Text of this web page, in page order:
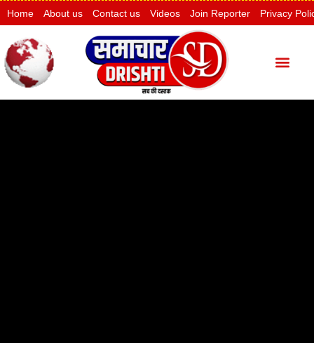
Home About us Contact us Videos Join Reporter Privacy